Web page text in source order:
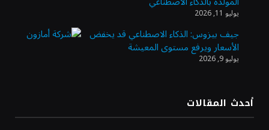
أسعار النفط تواصل التراجع للجلسة الثالثة مع
ترقب تطورات الوساطة بشأن الحرب
يوليو 11, 2026
جيف بيزوس: الذكاء الاصطناعي قد يخفض
الأسعار ويرفع مستوى المعيشة
يوليو 9, 2026
أحدث المقالات